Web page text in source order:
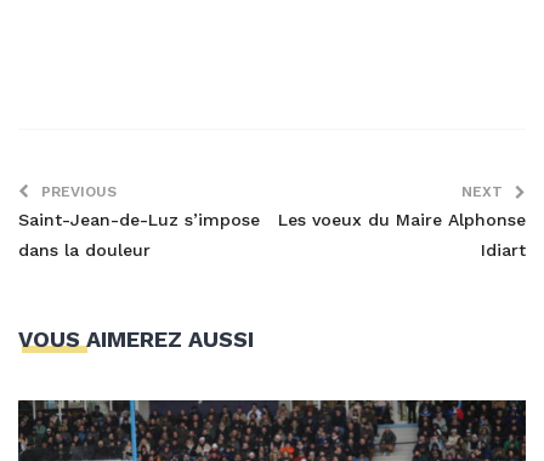
PREVIOUS
Saint-Jean-de-Luz s’impose
dans la douleur
NEXT
Les voeux du Maire Alphonse
Idiart
VOUS AIMEREZ AUSSI